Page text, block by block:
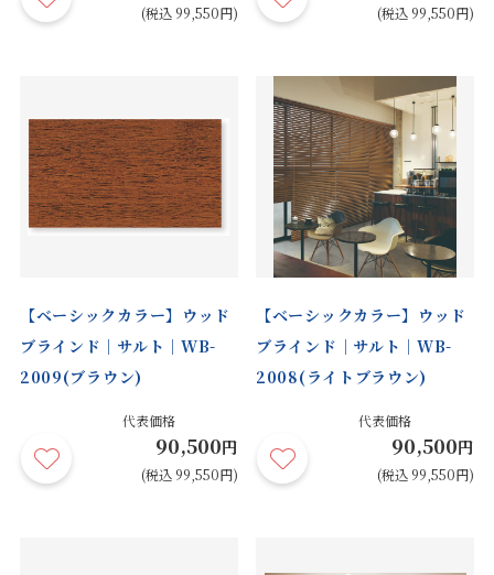
(税込 99,550円) (税込 99,550円)
【ベーシックカラー】ウッド
ブラインド｜サルト｜WB-
2009(ブラウン)
代表価格
90,500円
(税込 99,550円)
【ベーシックカラー】ウッド
ブラインド｜サルト｜WB-
2008(ライトブラウン)
代表価格
90,500円
(税込 99,550円)